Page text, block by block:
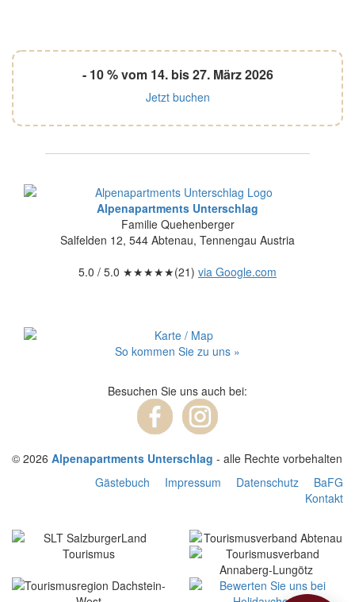
- 10 % vom 14. bis 27. März 2026
Jetzt buchen
Alpenapartments Unterschlag
Familie Quehenberger
Salfelden 12, 544 Abtenau, Tennengau Austria
5.0 / 5.0 ★★★★★(21) via Google.com
So kommen Sie zu uns »
Besuchen Sie uns auch bei:
© 2026 Alpenapartments Unterschlag - alle Rechte vorbehalten
BaFG
Datenschutz
Impressum
Gästebuch
Kontakt